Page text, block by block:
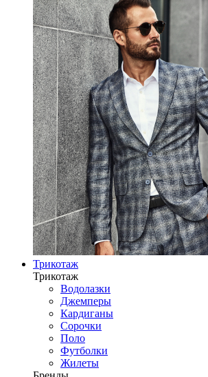
Трикотаж
Трикотаж
Водолазки
Джемперы
Кардиганы
Сорочки
Поло
Футболки
Жилеты